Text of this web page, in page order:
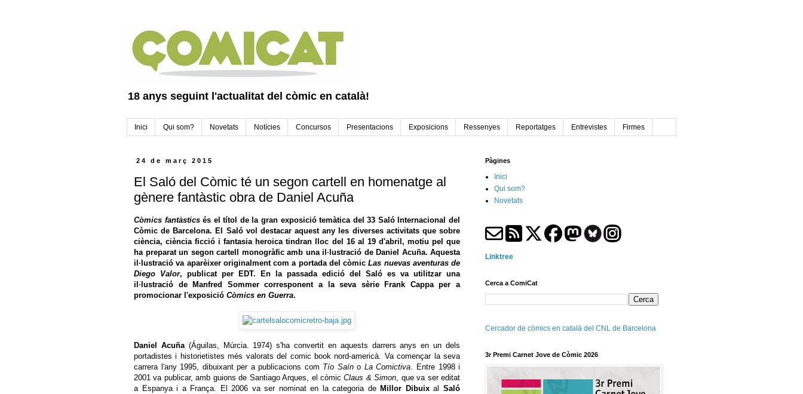
18 anys seguint l'actualitat del còmic en català!
Inici Qui som? Novetats Notícies Concursos Presentacions Exposicions Ressenyes Reportatges Entrevistes Firmes
24 de març 2015
El Saló del Còmic té un segon cartell en homenatge al
gènere fantàstic obra de Daniel Acuña
Còmics fantàsticsés el títol de la gran exposició temàtica del33 Saló Internacional del
Còmic de Barcelona. El Saló vol destacar aquest any les diverses activitats que sobre
ciència, ciència ficció i fantasia heroica tindran lloc del 16 al 19 d'abril, motiu pel que
ha preparat un segon cartell monogràfic amb una il·lustració de Daniel Acuña. Aquesta
il·lustració va aparèixer originalment com a portada del còmicLas nuevas aventuras de
Diego Valor, publicat per EDT. En la passada edició del Saló es va utilitzar una
il·lustració de Manfred Sommer corresponent a la seva sèrie Frank Cappa per a
promocionar l'exposició Còmics en Guerra.
Daniel Acuña(Águilas, Múrcia. 1974) s'ha convertit en aquests darrers anys en un dels
portadistes i historietistes més valorats del comic book nord-americà. Va començar la seva
carrera l'any 1995, dibuixant per a publicacions com Tío Saíno La Comictiva. Entre 1998 i
2001 va publicar, amb guions de Santiago Arques, el còmicClaus & Simon, que va ser editat
a Espanya i a França. El 2006 va ser nominat en la categoria de Millor DibuixalSaló
Pàgines
Inici
Qui som?
Novetats
Linktree
Cerca a ComiCat
Cercador de còmics en català del CNL de Barcelona
3r Premi Carnet Jove de Còmic 2026